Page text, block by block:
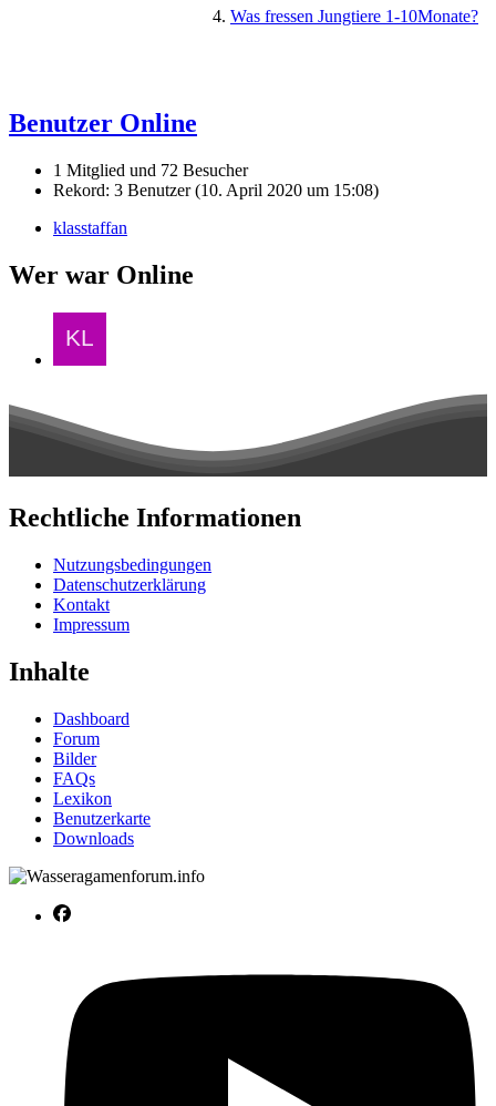
Was fressen Jungtiere 1-10Monate?
Benutzer Online
1 Mitglied und 72 Besucher
Rekord: 3 Benutzer (10. April 2020 um 15:08)
klasstaffan
Wer war Online
Rechtliche Informationen
Nutzungsbedingungen
Datenschutzerklärung
Kontakt
Impressum
Inhalte
Dashboard
Forum
Bilder
FAQs
Lexikon
Benutzerkarte
Downloads